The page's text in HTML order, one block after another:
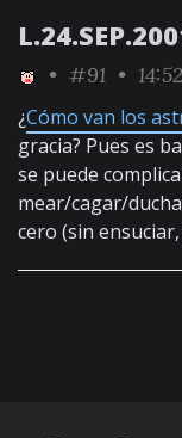
• #91 •
¿Cómo van los
gracia? Pues es
se puede
mear/cagar/
cero (sin ensuciar,